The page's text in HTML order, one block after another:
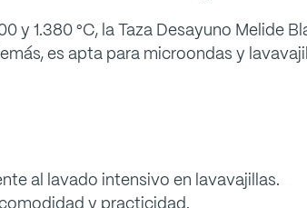
y 1.380 °C, la Taza Desayuno Melide
es apta para microondas y
al lavado intensivo en lavavajillas.
y practicidad.